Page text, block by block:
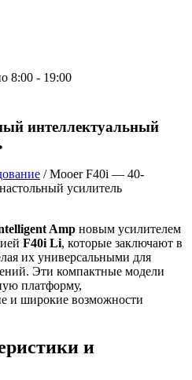
8:00 - 19:00
интеллектуальный
/Mooer F40i — 40-
усилитель
Amp новым усилителем
F40i Li, которые заключают в
их универсальными для
Эти компактные модели
платформу,
и широкие возможности
и